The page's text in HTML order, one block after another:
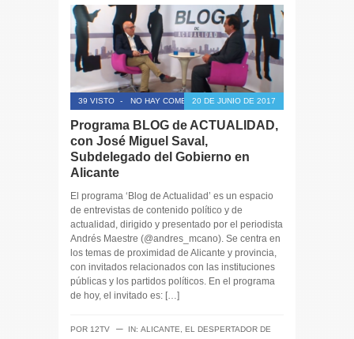
39 VISTO - NO HAY COMENTARIOS20 DE JUNIO DE 2017
Programa BLOG de ACTUALIDAD,
con José Miguel Saval,
Subdelegado del Gobierno en
Alicante
El programa ‘Blog de Actualidad’ es un espacio
de entrevistas de contenido político y de
actualidad, dirigido y presentado por el periodista
Andrés Maestre (@andres_mcano). Se centra en
los temas de proximidad de Alicante y provincia,
con invitados relacionados con las instituciones
públicas y los partidos políticos. En el programa
de hoy, el invitado es: […]
POR 12TV ─ IN: ALICANTE, EL DESPERTADOR DE